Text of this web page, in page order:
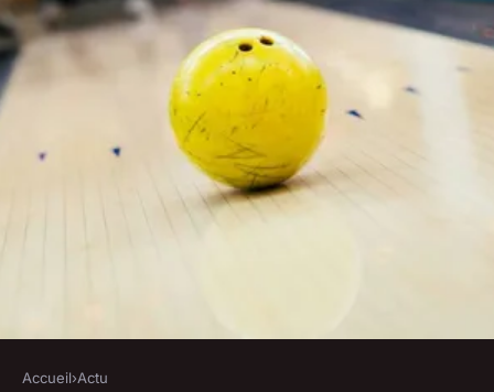
Accueil›Actu